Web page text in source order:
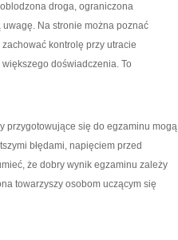
droga, ograniczona
Na stronie można poznać
kontrolę przy utracie
doświadczenia. To
przygotowujące się do egzaminu mogą
błędami, napięciem przed
że dobry wynik egzaminu zależy
towarzyszy osobom uczącym się